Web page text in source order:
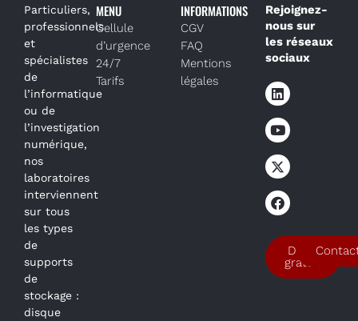
Particuliers,
professionnels
et
spécialistes
de
l’informatique
ou de
l’investigation
numérique,
nos
laboratoires
interviennent
sur tous
les types
de
supports
de
stockage :
disque
MENU
Cellule
d’urgence
24/7
Tarifs
INFORMATIONS
CGV
FAQ
Mentions
légales
Rejoignez-
nous sur
les réseaux
sociaux
Devis
gratuit